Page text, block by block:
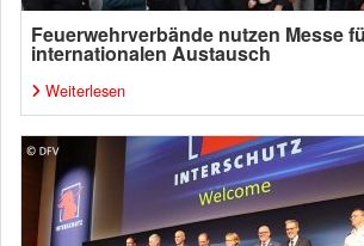
Feuerwehrverbände nutzen Messe
internationalen Austausch
Weiterlesen